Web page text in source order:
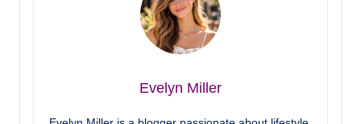
Evelyn Miller